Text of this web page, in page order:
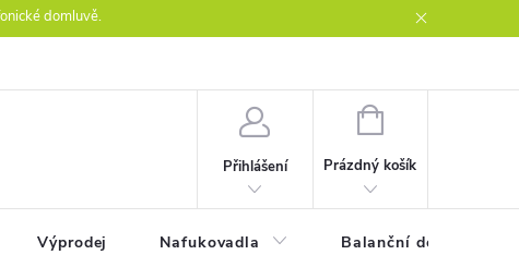
domluvě.
Přihlášení
NÁKUPNÍ
Prázdný košík
Výprodej Nafukovadla Balanční desky